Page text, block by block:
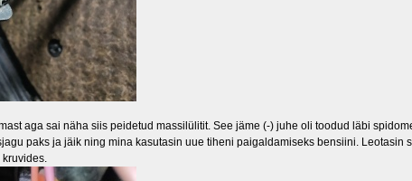
aga sai näha siis peidetud massilülitit. See jäme (-) juhe oli toodud läbi
paks ja jäik ning mina kasutasin uue tiheni paigaldamiseks bensiini. Leotasin
kruvides.